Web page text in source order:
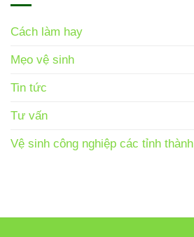
Cách làm hay
Mẹo vệ sinh
Tin tức
Tư vấn
Vệ sinh công nghiệp các tỉnh thành